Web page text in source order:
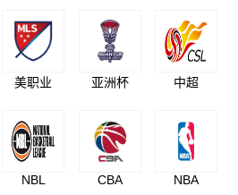
美职业 亚洲杯 中超
NBL CBA NBA